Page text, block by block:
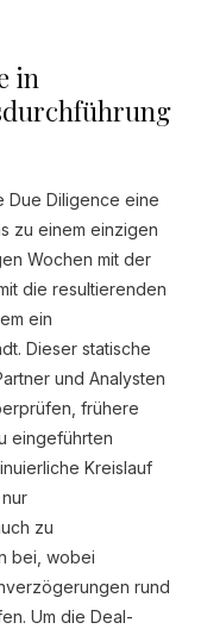
in
Due Diligence eine
zu einem einzigen
Wochen mit der
die resultierenden
ein
Dieser statische
und Analysten
frühere
eingeführten
Kreislauf
zu
bei, wobei
rund
Um die Deal-